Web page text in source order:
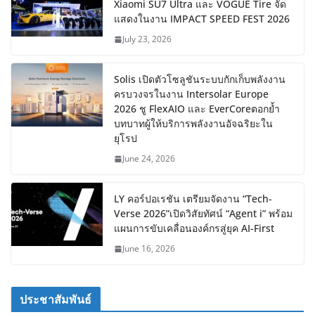
Xiaomi SU7 Ultra และ VOGUE Tire จัด
แสดงในงาน IMPACT SPEED FEST 2026
July 23, 2026
Solis เปิดตัวโซลูชันระบบกักเก็บพลังงาน
ครบวงจรในงาน Intersolar Europe
2026 ชู FlexAIO และ EverCoreตอกย้ำ
บทบาทผู้ให้บริการพลังงานอัจฉริยะใน
ยุโรป
June 24, 2026
LY คอร์ปอเรชัน เตรียมจัดงาน “Tech-
Verse 2026”เปิดวิสัยทัศน์ “Agent i” พร้อม
แผนการขับเคลื่อนองค์กรสู่ยุค AI-First
June 16, 2026
ประชาสัมพันธ์